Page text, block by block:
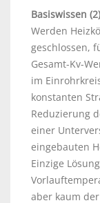
Basiswissen
Werden
geschlossen,
Gesamt-Kv-
im
konstanten
Reduzierung
einer
eingebauten
Einzige
aber kaum